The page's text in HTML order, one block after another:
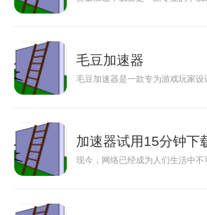
毛豆加速器
毛豆加速器是一款专为游戏玩家
加速器试用15分钟下
现今，网络已经成为人们生活中